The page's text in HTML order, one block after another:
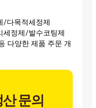
다목적세정제
정제/발수코팅제
다양한 제품 주문 개
문의